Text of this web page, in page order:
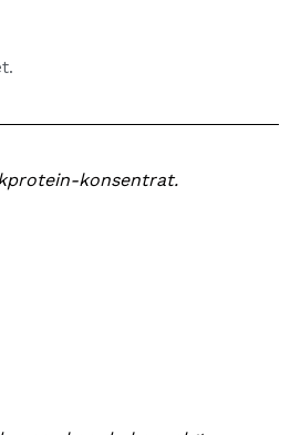
konsentrat.